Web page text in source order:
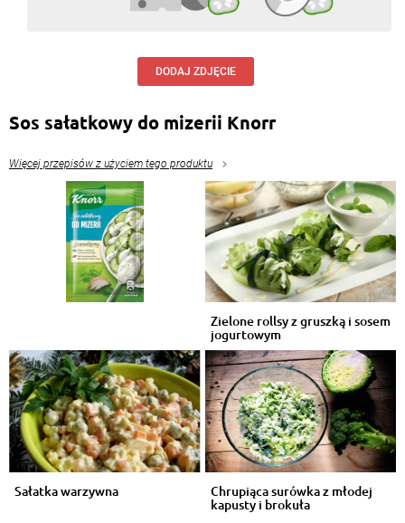
DODAJ ZDJĘCIE
Sos sałatkowy do mizerii Knorr
Więcej przepisów z użyciem tego produktu
Zielone rollsy z gruszką i sosem
jogurtowym
Sałatka warzywna Chrupiąca surówka z młodej
kapusty i brokuła